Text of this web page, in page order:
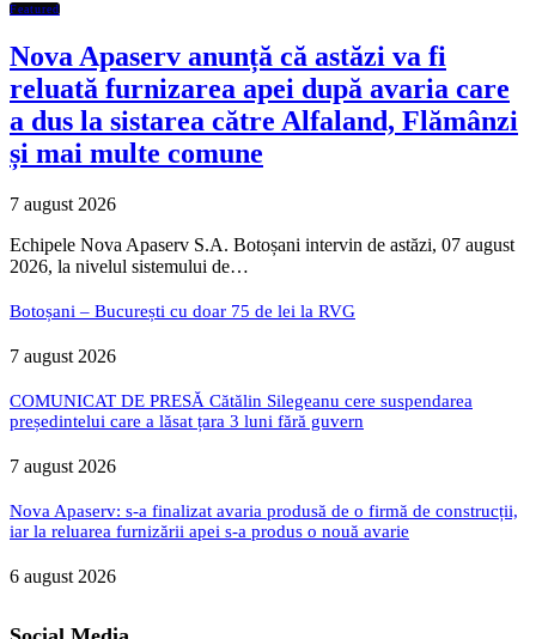
Featured
Nova Apaserv anunță că astăzi va fi
reluată furnizarea apei după avaria care
a dus la sistarea către Alfaland, Flămânzi
și mai multe comune
7 august 2026
Echipele Nova Apaserv S.A. Botoșani intervin de astăzi, 07 august
2026, la nivelul sistemului de…
Botoșani – București cu doar 75 de lei la RVG
7 august 2026
COMUNICAT DE PRESĂ Cătălin Silegeanu cere suspendarea
președintelui care a lăsat țara 3 luni fără guvern
7 august 2026
Nova Apaserv: s-a finalizat avaria produsă de o firmă de construcții,
iar la reluarea furnizării apei s-a produs o nouă avarie
6 august 2026